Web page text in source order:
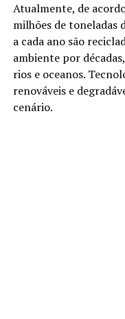
Atualmente, de
milhões de toneladas
a cada ano são
ambiente por
rios e oceanos.
renováveis e
cenário.